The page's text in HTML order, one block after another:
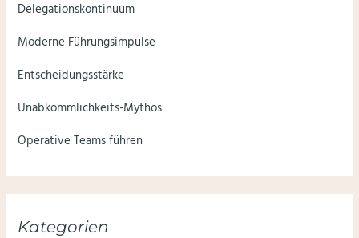
Delegationskontinuum
Moderne Führungsimpulse
Entscheidungsstärke
Unabkömmlichkeits-Mythos
Operative Teams führen
Kategorien